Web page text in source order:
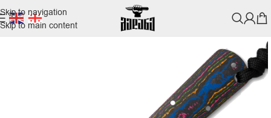
Skip to navigation
Skip to main content